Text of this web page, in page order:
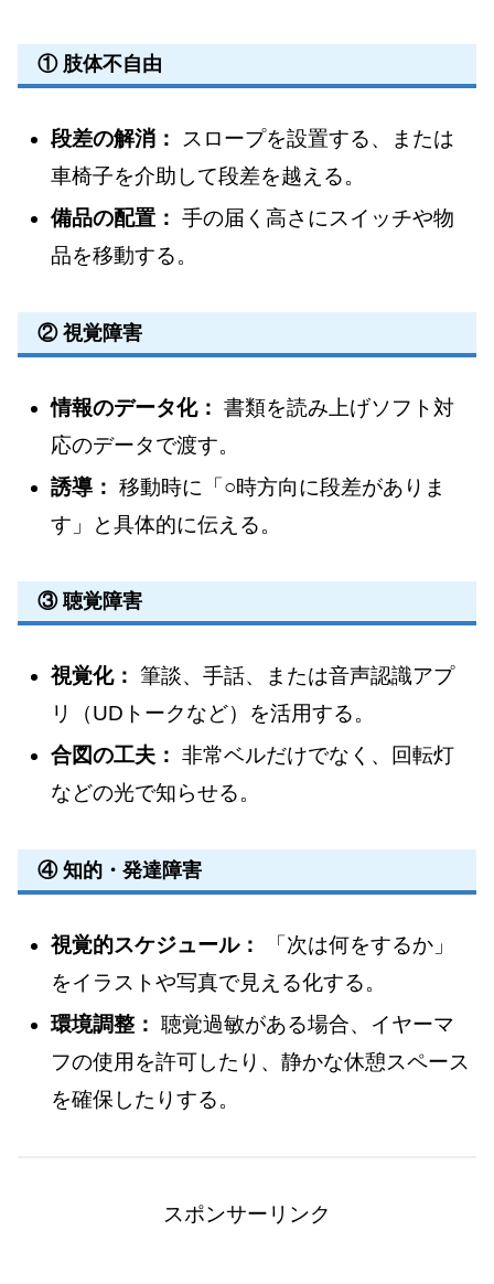
① 肢体不自由
段差の解消：
スロープを設置する、または
車椅子を介助して段差を越える。
備品の配置： 手の届く高さにスイッチや物
品を移動する。
② 視覚障害
情報のデータ化： 書類を読み上げソフト対
応のデータで渡す。
誘導： 移動時に「○時方向に段差がありま
す」と具体的に伝える。
③ 聴覚障害
視覚化： 筆談、手話、または音声認識アプ
リ（UDトークなど）を活用する。
合図の工夫： 非常ベルだけでなく、回転灯
などの光で知らせる。
④ 知的・発達障害
視覚的スケジュール：
「次は何をするか」
をイラストや写真で見える化する。
環境調整： 聴覚過敏がある場合、イヤーマ
フの使用を許可したり、静かな休憩スペース
を確保したりする。
スポンサーリンク